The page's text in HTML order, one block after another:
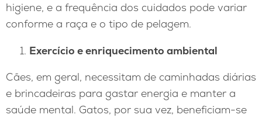
higiene, e a frequência dos cuidados pode variar
conforme a raça e o tipo de pelagem.
Exercício e enriquecimento ambiental
Cães, em geral, necessitam de caminhadas diárias
e brincadeiras para gastar energia e manter a
saúde mental. Gatos, por sua vez, beneficiam-se